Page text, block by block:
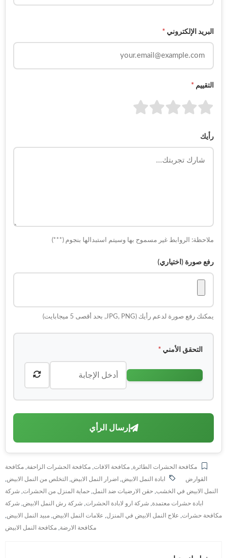
البريد الإلكتروني *
التقييم *
رأيك
ملاحظة: الروابط غير مسموح بها وسيتم استبدالها بنجوم (***)
رفع صورة (اختياري)
يمكنك رفع صورة لدعم رأيك (JPG, PNG, بحد أقصى 5 ميجابايت)
التحقق الأمني *
إرسال الرأي
مكافحة الحشرات الطائرة مكافحة الافات مكافحة الحشرات الزاحفة مكافحة
القوارض
ابادة النمل الابيض اضرار النمل الابيض التخلص من النمل الابيض
النمل الابيض في الخشب حقن الارضيات ضد النمل حماية المنزل من الحشرات شركة
ابادة حشرات معتمدة
شركة ارو لابادة الحشرات شركة رش النمل الابيض
شركة
مكافحة حشرات علاج النمل الابيض في المنزل علامات النمل الابيض مبيد النمل الابيض
مكافحة الارضة مكافحة النمل الابيض